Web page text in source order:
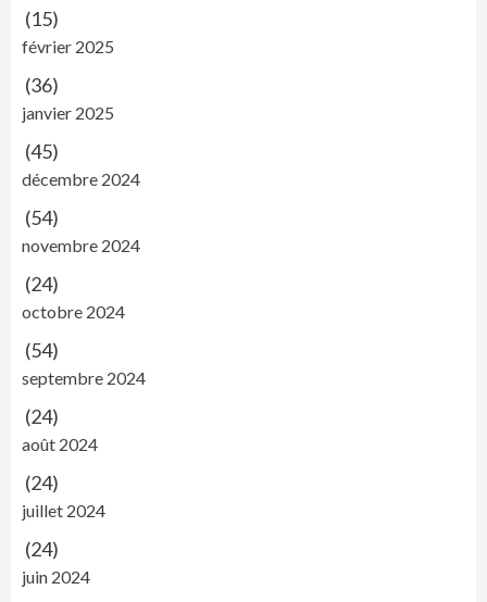
(15)
février 2025
(36)
janvier 2025
(45)
décembre 2024
(54)
novembre 2024
(24)
octobre 2024
(54)
septembre 2024
(24)
août 2024
(24)
juillet 2024
(24)
juin 2024